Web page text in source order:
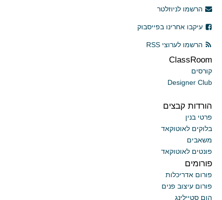
הרשמו לניוזלטר
עיקבו אחרינו בפייסבוק
הרשמו לערוצי RSS
ClassRoom
קורסים
Designer Club
הורדות קבצים
פרטי בנין
בלוקים לאוטוקאד
משאבים
פונטים לאוטוקאד
פורומים
פורום אדריכלות
פורום עיצוב פנים
הום סטיילינג